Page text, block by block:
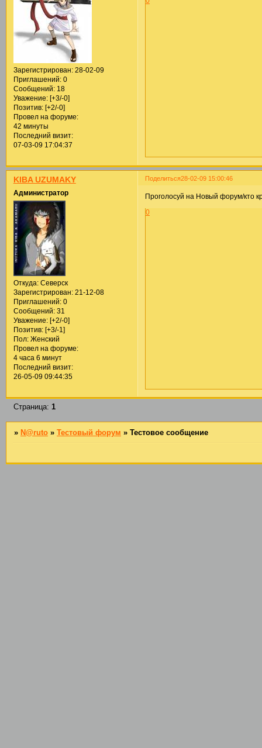
Зарегистрирован: 28-02-09
Приглашений:0
Сообщений:18
Уважение: [+3/-0]
Позитив: [+2/-0]
Провел на форуме:
42 минуты
Последний визит:
07-03-09 17:04:37
Поделиться28-02-09 15:00:46
KIBA UZUMAKY
Администратор
Откуда:Северск
Зарегистрирован: 21-12-08
Приглашений:0
Сообщений:31
Уважение: [+2/-0]
Позитив: [+3/-1]
Пол:Женский
Провел на форуме:
4 часа 6 минут
Последний визит:
26-05-09 09:44:35
Проголосуй на Новый форум/кто
0
Страница: 1
» N@ruto » Тестовый форум » Тестовое сообщение